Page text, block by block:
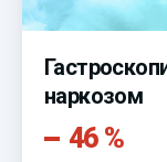
наркозом
46 %